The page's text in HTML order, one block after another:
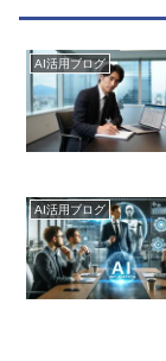
AI活用ブログ
AI活用ブログ